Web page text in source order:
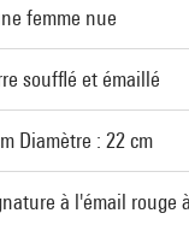
femme nue
soufflé et émaillé
Diamètre : 22 cm
à l'émail rouge